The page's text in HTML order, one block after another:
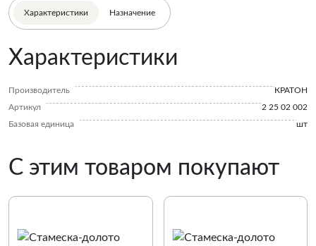
Характеристики Назначение
Характеристики
Производитель
КРАТОН
Артикул
2 25 02 002
Базовая единица
шт
С этим товаром покупают